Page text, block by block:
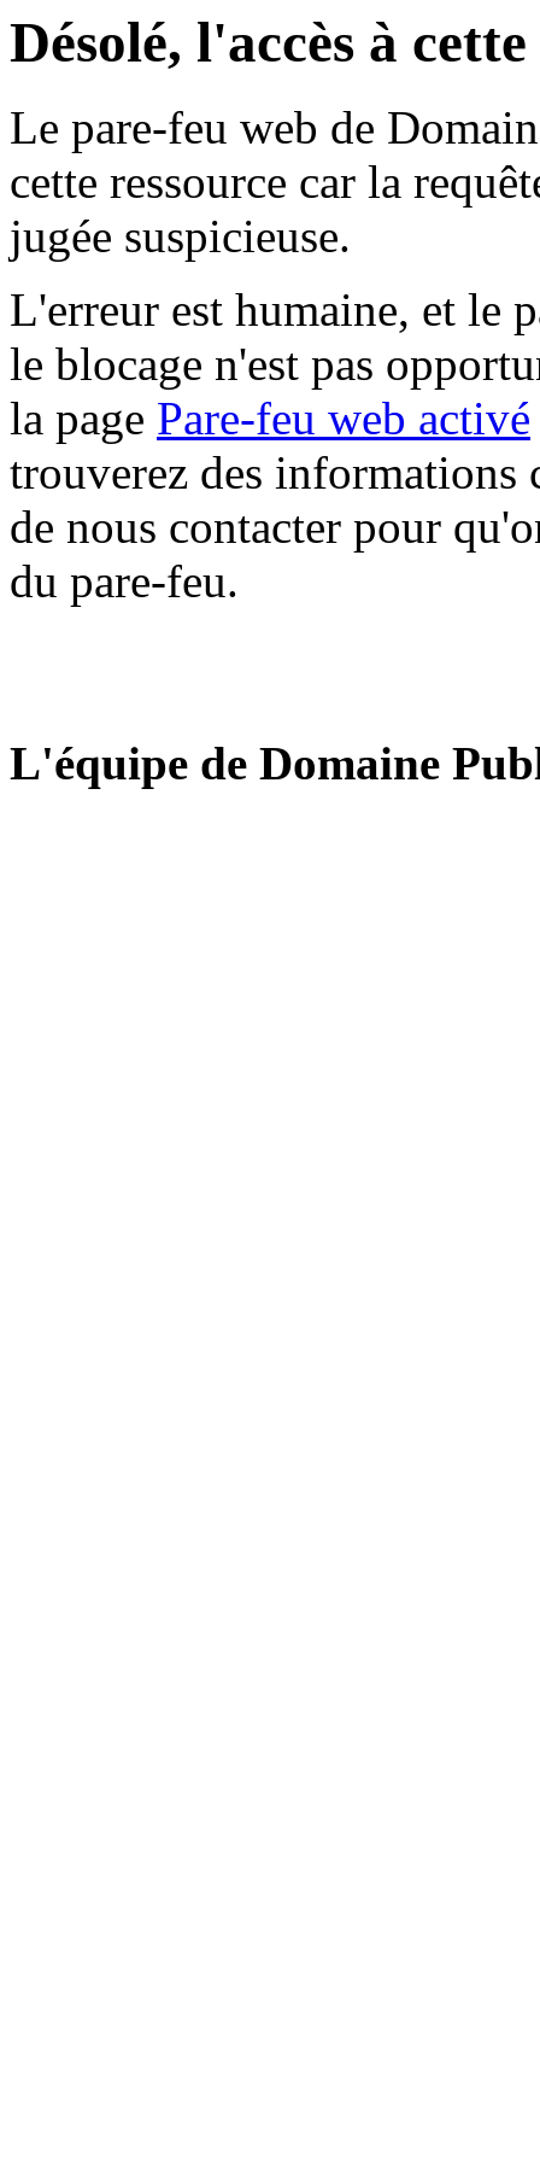
Désolé, l'accès à
Le pare-feu web de
cette ressource car la
jugée suspicieuse.
L'erreur est humaine, et le
le blocage n'est pas
la page Pare-feu web activé
trouverez des informations
de nous contacter pour
du pare-feu.
L'équipe de Domaine